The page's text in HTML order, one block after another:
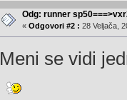
Odg: runner
« Odgovori #2 : 28 Veljača,
Meni se vidi